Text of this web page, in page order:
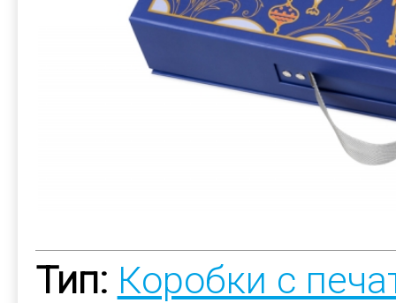
Тип: Коробки с